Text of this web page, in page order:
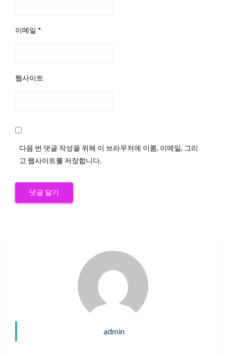
이메일 *
웹사이트
다음 번 댓글 작성을 위해 이 브라우저에 이름, 이메일, 그리
고 웹사이트를 저장합니다.
admin